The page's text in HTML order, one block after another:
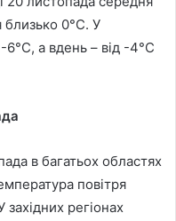
близько 0°C. У
6°C, а вдень – від -4°C
в багатьох областях
повітря
регіонах